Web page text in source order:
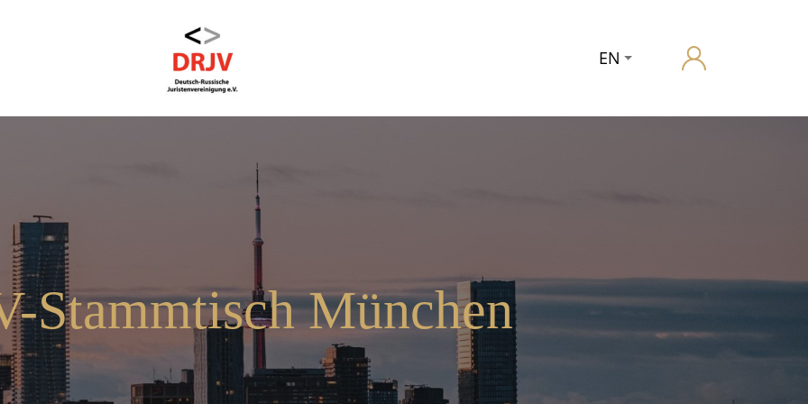
EN
Stammtisch München